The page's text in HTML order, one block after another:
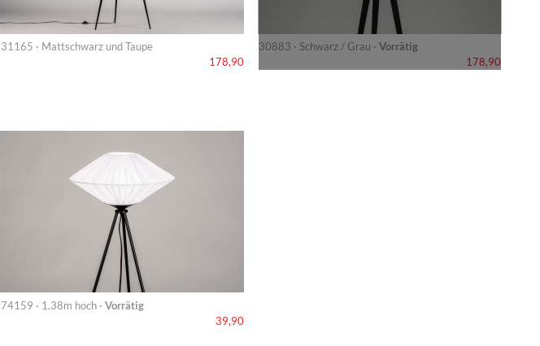
31165 · Mattschwarz und Taupe
178,90
30883 · Schwarz / Grau · Vorrätig
178,90
74159 · 1.38m hoch · Vorrätig
39,90